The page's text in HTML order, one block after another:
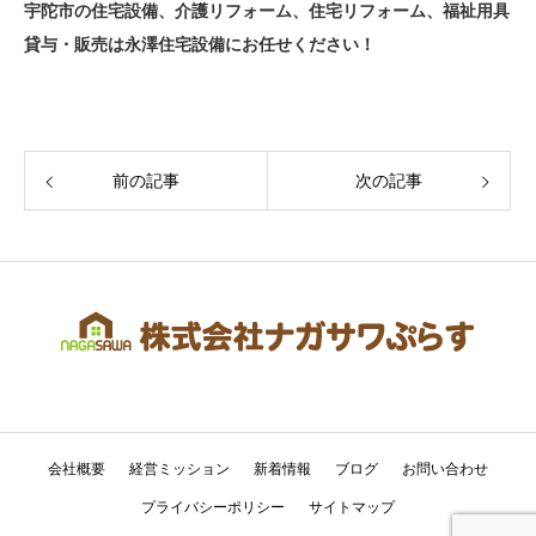
宇陀市の住宅設備、介護リフォーム、住宅リフォーム、福祉用具
貸与・販売は永澤住宅設備にお任せください！
前の記事 次の記事
会社概要 経営ミッション 新着情報 ブログ お問い合わせ
プライバシーポリシー サイトマップ